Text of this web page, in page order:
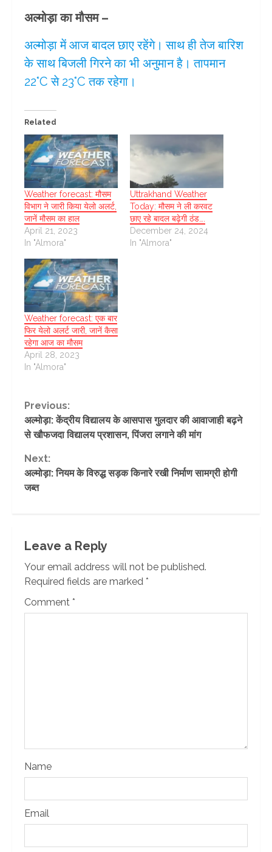
अल्मोड़ा का मौसम –
अल्मोड़ा में आज बादल छाए रहेंगे। साथ ही तेज बारिश
के साथ बिजली गिरने का भी अनुमान है। तापमान
22°C से 23°C तक रहेगा।
Related
Weather forecast: मौसम
विभाग ने जारी किया येलो अलर्ट,
जानें मौसम का हाल
April 21, 2023
In "Almora"
Uttrakhand Weather
Today: मौसम ने ली करवट
छाए रहे बादल बढ़ेगी ठंड….
December 24, 2024
In "Almora"
Weather forecast: एक बार
फिर येलो अलर्ट जारी, जानें कैसा
रहेगा आज का मौसम
April 28, 2023
In "Almora"
Continue
Reading
Previous:
अल्मोड़ा: केंद्रीय विद्यालय के आसपास गुलदार की आवाजाही बढ़ने
से खौफजदा विद्यालय प्रशासन, पिंजरा लगाने की मांग
Next:
अल्मोड़ा: नियम के विरुद्ध सड़क किनारे रखी निर्माण सामग्री होगी
जब्त
Leave a Reply
Your email address will not be published.
Required fields are marked *
Comment *
Name
Email